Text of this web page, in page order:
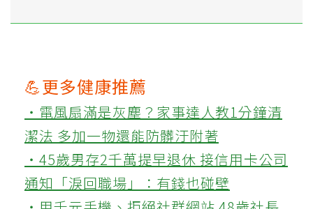
💪更多健康推薦
‧電風扇滿是灰塵？家事達人教1分鐘清
潔法 多加一物還能防髒汙附著
‧45歲男存2千萬提早退休 接信用卡公司
通知「淚回職場」：有錢也碰壁